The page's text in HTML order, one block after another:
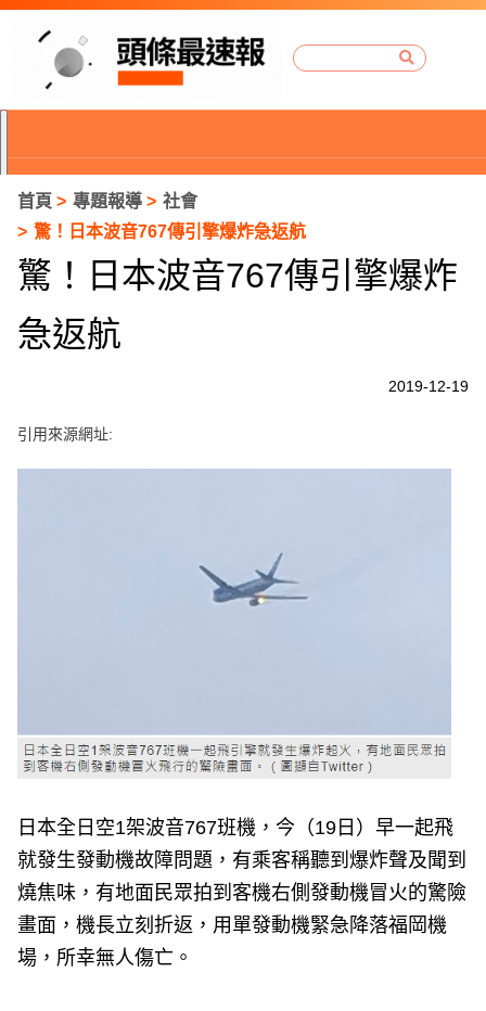
首頁 專題報導
社會
驚！日本波音767傳引擎爆炸急返航
驚！日本波音767傳引擎爆炸
急返航
2019-12-19
引用來源網址:
日本全日空1架波音767班機，今（19日）早一起飛
就發生發動機故障問題，有乘客稱聽到爆炸聲及聞到
燒焦味，有地面民眾拍到客機右側發動機冒火的驚險
畫面，機長立刻折返，用單發動機緊急降落福岡機
場，所幸無人傷亡。